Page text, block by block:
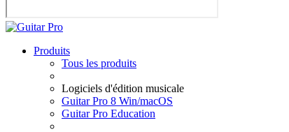
Produits
Tous les produits
Logiciels d'édition musicale
Guitar Pro 8 Win/macOS
Guitar Pro Education